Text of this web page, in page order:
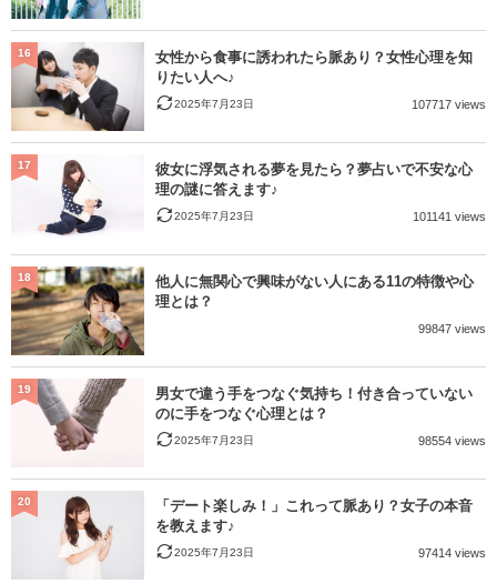
女性から食事に誘われたら脈あり？女性心理を知
りたい人へ♪
2025年7月23日 107717 views
16
彼女に浮気される夢を見たら？夢占いで不安な心
理の謎に答えます♪
2025年7月23日 101141 views
17
他人に無関心で興味がない人にある11の特徴や心
理とは？
99847 views
18
男女で違う手をつなぐ気持ち！付き合っていない
のに手をつなぐ心理とは？
2025年7月23日 98554 views
19
「デート楽しみ！」これって脈あり？女子の本音
を教えます♪
2025年7月23日 97414 views
20